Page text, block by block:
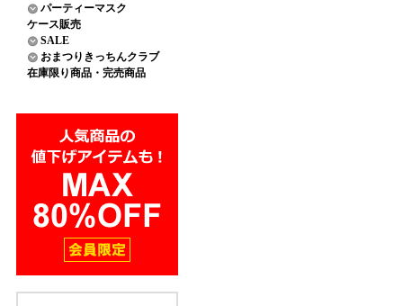
パーティーマスク
ケース販売
SALE
おまつりきっちんクラブ
在庫限り商品・完売商品